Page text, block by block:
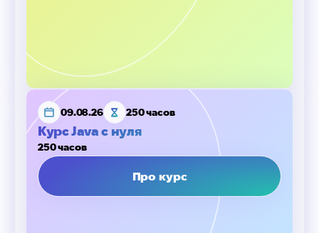
09.08.26 250 часов
Курс Java с нуля
250 часов
Про курс